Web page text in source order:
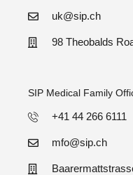
uk@sip.ch
98 Theobalds
SIP Medical Family
+41 44 266 6111
mfo@sip.ch